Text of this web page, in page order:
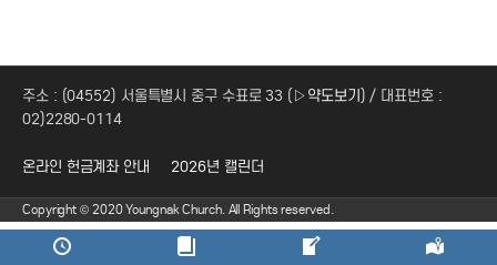
주소 : (04552) 서울특별시 중구 수표로 33 (▷약도보기 ) / 대표번호 :
02)2280-0114
온라인 헌금계좌 안내 2026년 캘린더
Copyright © 2020 Youngnak Church. All Rights reserved.